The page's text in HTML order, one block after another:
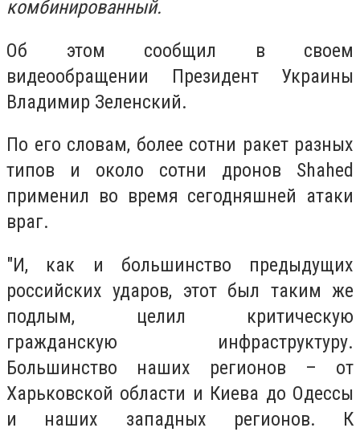
комбинированный.
Об этом сообщил в своем
видеообращении Президент Украины
Владимир Зеленский.
По его словам, более сотни ракет разных
типов и около сотни дронов Shahed
применил во время сегодняшней атаки
враг.
"И, как и большинство предыдущих
российских ударов, этот был таким же
подлым, целил критическую
гражданскую инфраструктуру.
Большинство наших регионов – от
Харьковской области и Киева до Одессы
и наших западных регионов. К